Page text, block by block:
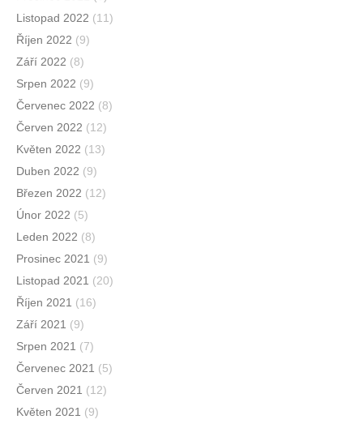
Listopad 2022 (11)
Říjen 2022 (9)
Září 2022 (8)
Srpen 2022 (9)
Červenec 2022 (8)
Červen 2022 (12)
Květen 2022 (13)
Duben 2022 (9)
Březen 2022 (12)
Únor 2022 (5)
Leden 2022 (8)
Prosinec 2021 (9)
Listopad 2021 (20)
Říjen 2021 (16)
Září 2021 (9)
Srpen 2021 (7)
Červenec 2021 (5)
Červen 2021 (12)
Květen 2021 (9)